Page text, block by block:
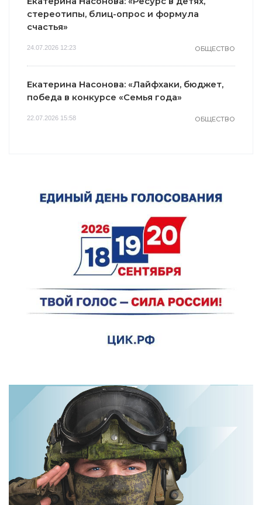
стереотипы, блиц-опрос и формула
счастья»
24.07.2026 12:23 ОБЩЕСТВО
Екатерина Насонова: «Лайфхаки, бюджет,
победа в конкурсе «Семья года»
22.07.2026 15:58 ОБЩЕСТВО